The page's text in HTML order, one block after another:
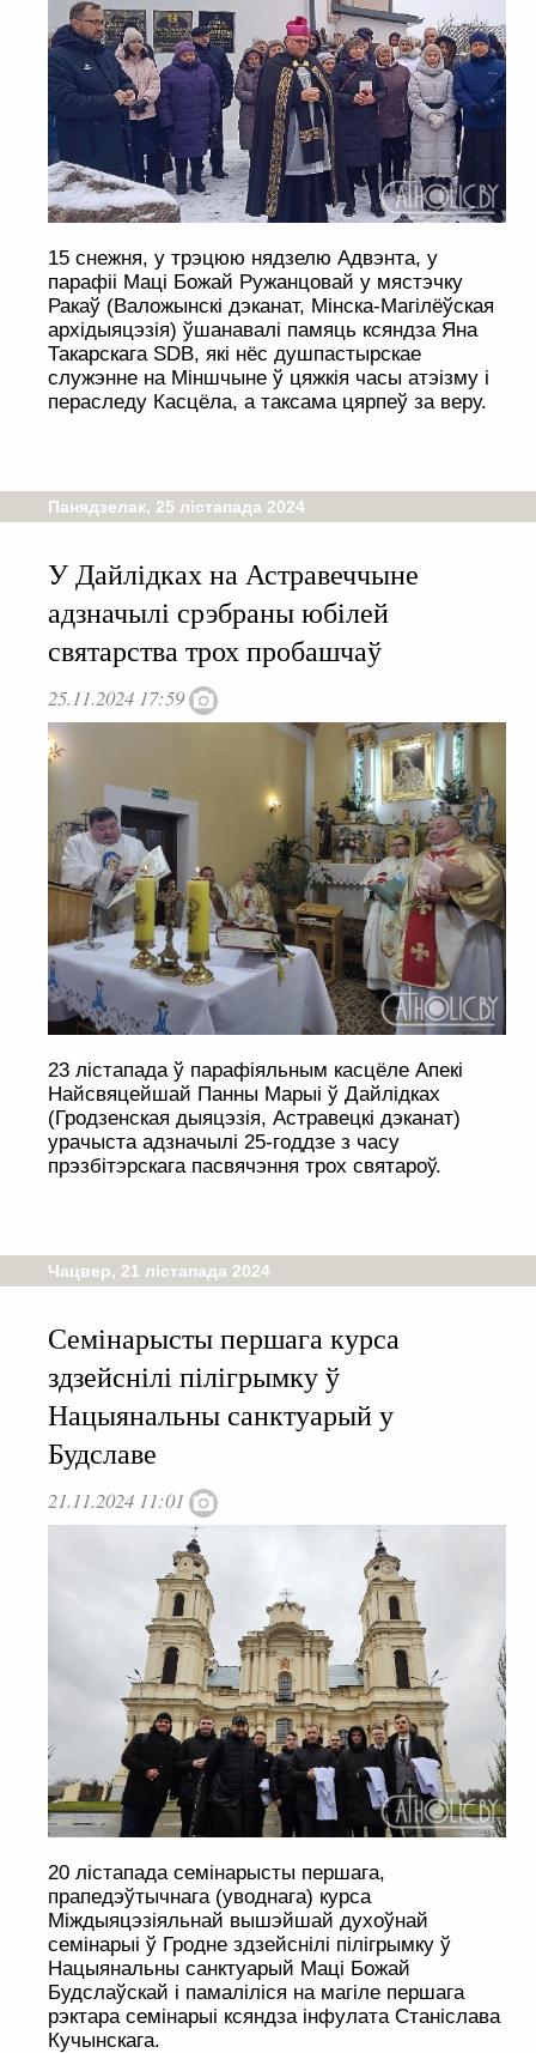
15 снежня, у трэцюю нядзелю Адвэнта, у
парафіі Маці Божай Ружанцовай у мястэчку
Ракаў (Валожынскі дэканат, Мінска-Магілёўская
архідыяцэзія) ўшанавалі памяць ксяндза Яна
Такарскага SDB, які нёс душпастырскае
служэнне на Міншчыне ў цяжкія часы атэізму і
пераследу Касцёла, а таксама цярпеў за веру.
Панядзелак, 25 лістапада 2024
У Дайлідках на Астравеччыне
адзначылі срэбраны юбілей
святарства трох пробашчаў
25.11.2024 17:59
23 лістапада ў парафіяльным касцёле Апекі
Найсвяцейшай Панны Марыі ў Дайлідках
(Гродзенская дыяцэзія, Астравецкі дэканат)
урачыста адзначылі 25-годдзе з часу
прэзбітэрскага пасвячэння трох святароў.
Чацвер, 21 лістапада 2024
Семінарысты першага курса
здзейснілі пілігрымку ў
Нацыянальны санктуарый у
Будславе
21.11.2024 11:01
20 лістапада семінарысты першага,
прапедэўтычнага (уводнага) курса
Міждыяцэзіяльнай вышэйшай духоўнай
семінарыі ў Гродне здзейснілі пілігрымку ў
Нацыянальны санктуарый Маці Божай
Будслаўскай і памаліліся на магіле першага
рэктара семінарыі ксяндза інфулата Станіслава
Кучынскага.